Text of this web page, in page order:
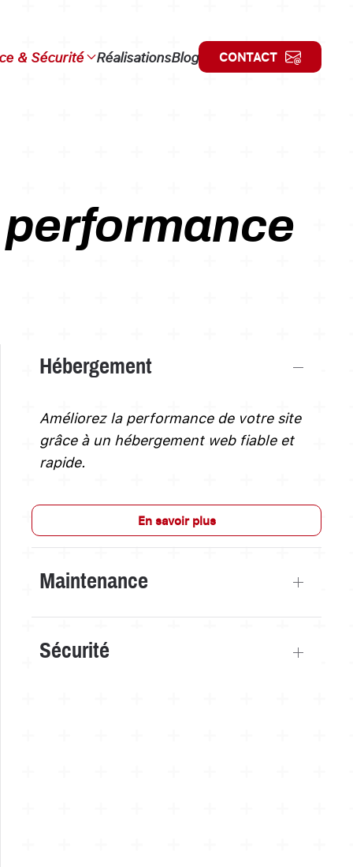
& Sécurité RéalisationsBlog CONTACT
Hébergement
Améliorez la performance de votre site
grâce à un hébergement web fiable et
rapide.
En savoir plus
Maintenance
Sécurité